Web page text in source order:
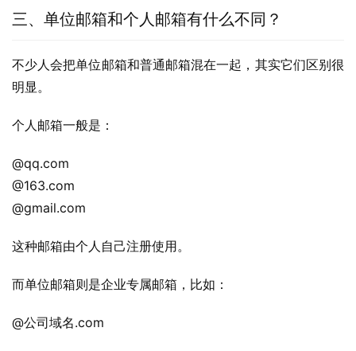
三、单位邮箱和个人邮箱有什么不同？
不少人会把单位邮箱和普通邮箱混在一起，其实它们区别很
明显。
个人邮箱一般是：
@qq.com
@163.com
@gmail.com
这种邮箱由个人自己注册使用。
而单位邮箱则是企业专属邮箱，比如：
@公司域名.com